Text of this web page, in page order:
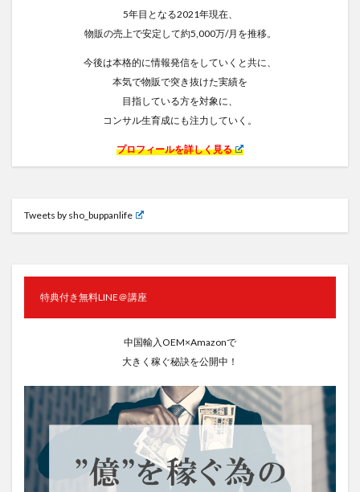
5年目となる2021年現在、
物販の売上で安定して約5,000万/月を推移。
今後は本格的に情報発信をしていくと共に、
本気で物販で突き抜けた実績を
目指している方を対象に、
コンサル生育成にも注力していく。
プロフィールを詳しく見る
Tweets by sho_buppanlife
特典付き無料LINE＠講座
中国輸入OEM×Amazonで
大きく稼ぐ秘訣を公開中！